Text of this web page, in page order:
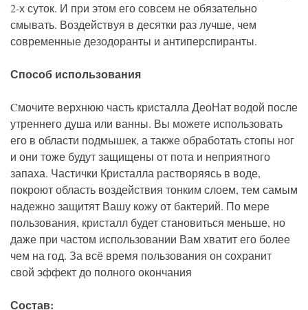
2-х суток. И при этом его совсем не обязательно
смывать. Воздействуя в десятки раз лучше, чем
современные дезодоранты и антиперспиранты.
Способ использования
Cмочите верхнюю часть кристалла ДеоНат водой после
утреннего душа или ванны. Вы можете использовать
его в области подмышек, а также обработать стопы ног
и они тоже будут защищены от пота и неприятного
запаха. Частички Кристалла растворяясь в воде,
покроют область воздействия тонким слоем, тем самым
надежно защитят Вашу кожу от бактерий. По мере
пользования, кристалл будет становиться меньше, но
даже при частом использовании Вам хватит его более
чем на год. За всё время пользования он сохранит
свой эффект до полного окончания
Состав: